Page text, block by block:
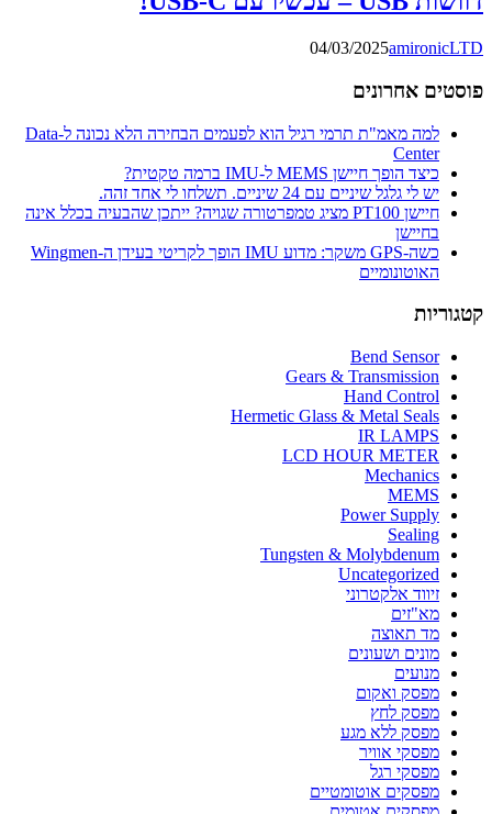
04/03/2025amironicLTD
פוסטים אחרונים
למה מאמ"ת תרמי רגיל הוא לפעמים הבחירה הלא נכונה ל-Data
Center
כיצד הופך חיישן MEMS ל-IMU ברמה טקטית?
יש לי גלגל שיניים עם 24 שיניים. תשלחו לי אחד זהה.
חיישן PT100 מציג טמפרטורה שגויה? ייתכן שהבעיה בכלל אינה
בחיישן
כשה-GPS משקר: מדוע IMU הופך לקריטי בעידן ה-Wingmen
האוטונומיים
קטגוריות
Bend Sensor
Gears & Transmission
Hand Control
Hermetic Glass & Metal Seals
IR LAMPS
LCD HOUR METER
Mechanics
MEMS
Power Supply
Sealing
Tungsten & Molybdenum
Uncategorized
זיווד אלקטרוני
מא"זים
מד תאוצה
מונים ושעונים
מנועים
מפסק ואקום
מפסק לחץ
מפסק ללא מגע
מפסקי אוויר
מפסקי רגל
מפסקים אוטומטיים